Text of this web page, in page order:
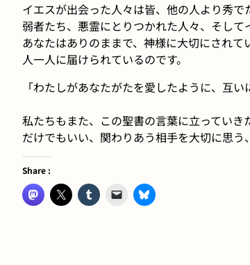
イエスが出会った人々は皆、他の人より秀
弱者たち、悪霊にとりつかれた人々、そして
あなたはありのままで、神様に大切にされ
人一人に届けられているのです。
「わたしがあなたがたを愛したように、互
私たちもまた、この聖書の言葉に立ってい
だけでもいい、関わりあう相手を大切に思う
Share :